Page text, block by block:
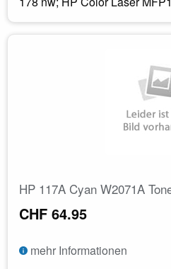
HP 117A Cyan W2071A
CHF 64.95
mehr Informationen